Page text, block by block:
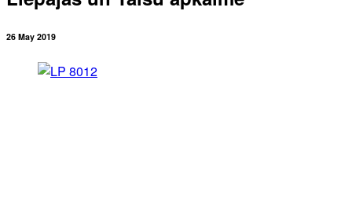
26 May 2019